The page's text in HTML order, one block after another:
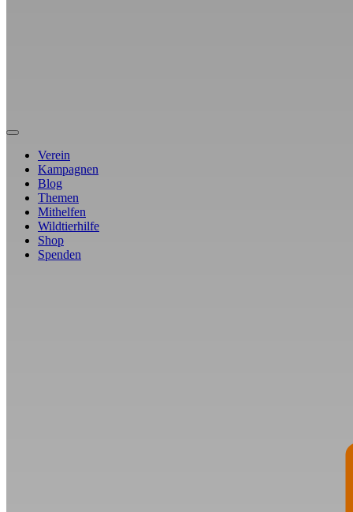
Verein
Kampagnen
Blog
Themen
Mithelfen
Wildtierhilfe
Shop
Spenden